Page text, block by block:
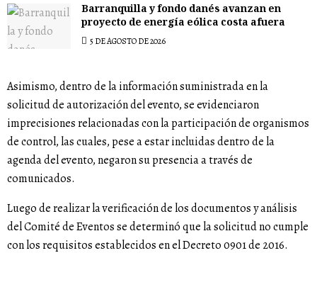
Barranquilla y fondo danés avanzan en
proyecto de energía eólica costa afuera
5 DE AGOSTO DE 2026
Asimismo, dentro de la información suministrada en la
solicitud de autorización del evento, se evidenciaron
imprecisiones relacionadas con la participación de organismos
de control, las cuales, pese a estar incluidas dentro de la
agenda del evento, negaron su presencia a través de
comunicados.
Luego de realizar la verificación de los documentos y análisis
del Comité de Eventos se determinó que la solicitud no cumple
con los requisitos establecidos en el Decreto 0901 de 2016.